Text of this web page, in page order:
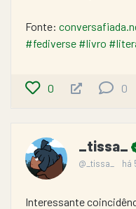
Fonte:
#fediverse #livro
0 0
_tissa_
@_tissa_ há
Interessante